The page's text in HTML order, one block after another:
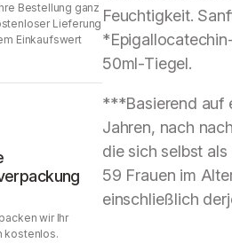
Feuchtigkeit.
50ml-Tiegel.
***Basierend auf
Jahren, nach
die sich selbst
59 Frauen im
einschließlich
Bestellung ganz
Lieferung
Einkaufswert
wir Ihr
kostenlos.